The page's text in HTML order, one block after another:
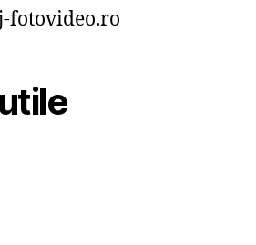
fotovideo.ro